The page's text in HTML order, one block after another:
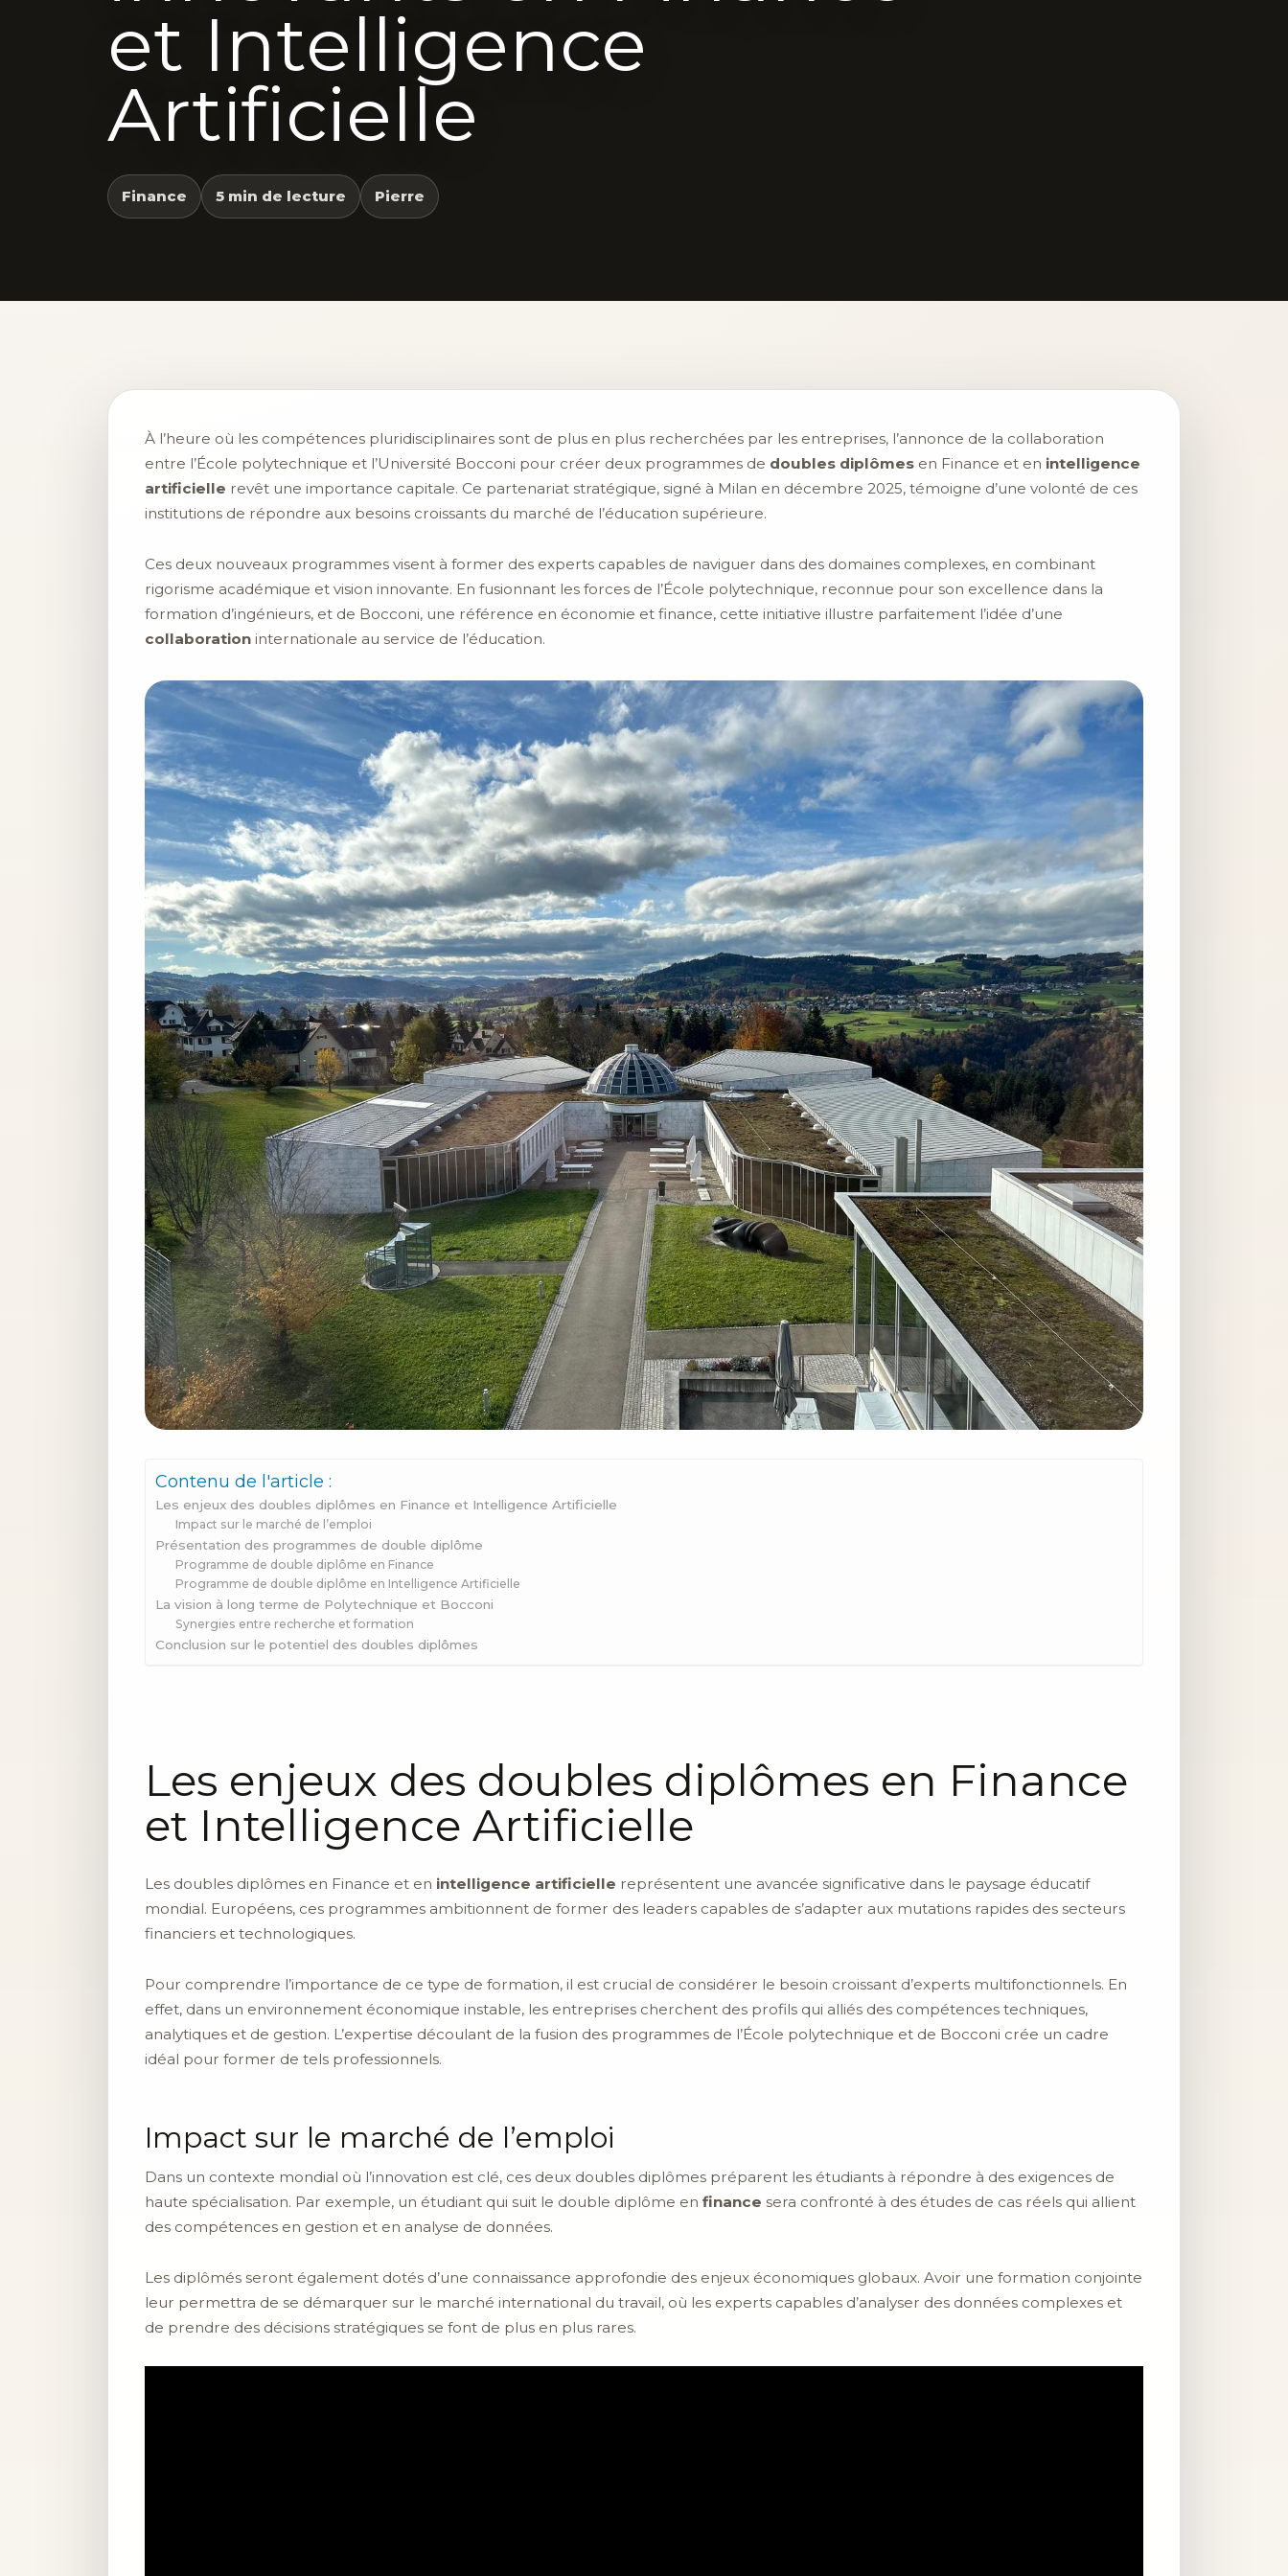
et Intelligence
Artificielle
Finance 5 min de lecture Pierre
À l’heure où les compétences pluridisciplinaires sont de plus en plus recherchées par les entreprises, l’annonce de la collaboration
entre l’École polytechnique et l’Université Bocconi pour créer deux programmes de doubles diplômes en Finance et en intelligence
artificielle revêt une importance capitale. Ce partenariat stratégique, signé à Milan en décembre 2025, témoigne d’une volonté de ces
institutions de répondre aux besoins croissants du marché de l’éducation supérieure.
Ces deux nouveaux programmes visent à former des experts capables de naviguer dans des domaines complexes, en combinant
rigorisme académique et vision innovante. En fusionnant les forces de l’École polytechnique, reconnue pour son excellence dans la
formation d’ingénieurs, et de Bocconi, une référence en économie et finance, cette initiative illustre parfaitement l’idée d’une
collaboration internationale au service de l’éducation.
Contenu de l'article :
Les enjeux des doubles diplômes en Finance et Intelligence Artificielle
Impact sur le marché de l’emploi
Présentation des programmes de double diplôme
Programme de double diplôme en Finance
Programme de double diplôme en Intelligence Artificielle
La vision à long terme de Polytechnique et Bocconi
Synergies entre recherche et formation
Conclusion sur le potentiel des doubles diplômes
Les enjeux des doubles diplômes en Finance
et Intelligence Artificielle
Les doubles diplômes en Finance et en intelligence artificielle représentent une avancée significative dans le paysage éducatif
mondial. Européens, ces programmes ambitionnent de former des leaders capables de s’adapter aux mutations rapides des secteurs
financiers et technologiques.
Pour comprendre l’importance de ce type de formation, il est crucial de considérer le besoin croissant d’experts multifonctionnels. En
effet, dans un environnement économique instable, les entreprises cherchent des profils qui alliés des compétences techniques,
analytiques et de gestion. L’expertise découlant de la fusion des programmes de l’École polytechnique et de Bocconi crée un cadre
idéal pour former de tels professionnels.
Impact sur le marché de l’emploi
Dans un contexte mondial où l’innovation est clé, ces deux doubles diplômes préparent les étudiants à répondre à des exigences de
haute spécialisation. Par exemple, un étudiant qui suit le double diplôme en finance sera confronté à des études de cas réels qui allient
des compétences en gestion et en analyse de données.
Les diplômés seront également dotés d’une connaissance approfondie des enjeux économiques globaux. Avoir une formation conjointe
leur permettra de se démarquer sur le marché international du travail, où les experts capables d’analyser des données complexes et
de prendre des décisions stratégiques se font de plus en plus rares.